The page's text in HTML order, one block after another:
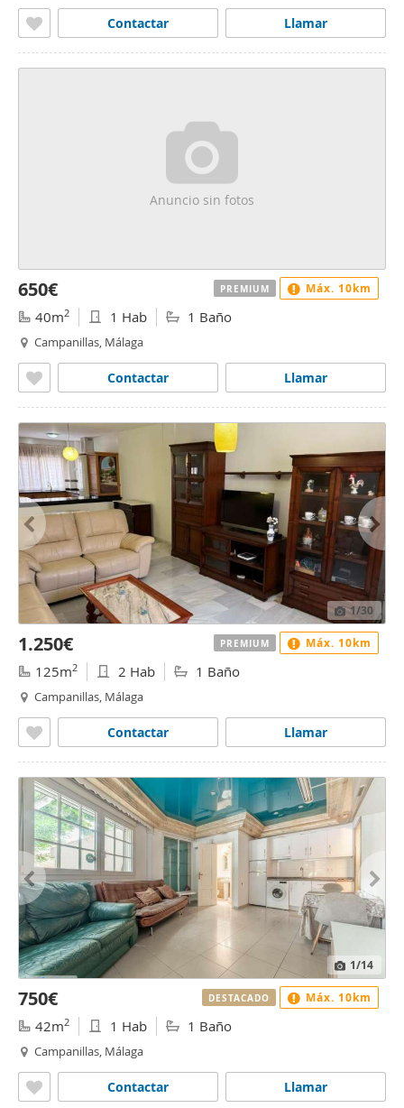
Llamar
Contactar
Anuncio sin fotos
650€
40m2 1 Hab 1 Baño
Campanillas, Málaga
Llamar
Contactar
PREMIUM Máx. 10km
1/30
1.250€
125m2 2 Hab 1 Baño
Campanillas, Málaga
Llamar
Contactar
PREMIUM Máx. 10km
1/14
750€
42m2 1 Hab 1 Baño
Campanillas, Málaga
Llamar
Contactar
DESTACADO Máx. 10km